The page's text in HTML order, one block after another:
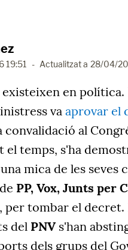
19:51 - Actualitzat a 28/04/
en política.
vaaprovar el
convalidació al
temps, s'ha
mica de les seves
PP, Vox, Junts per
tombar el decret.
del PNVs'han
dels grups del